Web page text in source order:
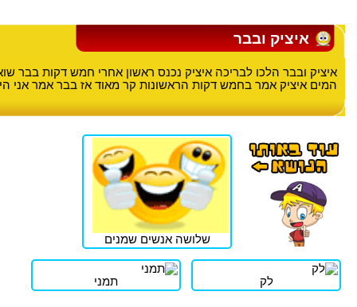
איציק ובבר
איציק ובבר הלכו לבריכה איציק נכנס ראשון אחרי חמש דקות בבר
המים איציק אמר בחמש דקות הראשונות קר מאוד אז בבר אמר אני
שלושה אנשים שמנים
לק תמני